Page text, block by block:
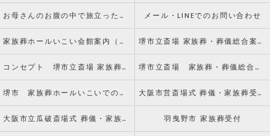
お母さんのお腹の中で旅立った赤ちゃんのご葬儀についてvol.7 水子供養とは メール・LINEでのお問い合わせ
家族葬ホールいこい会館案内（アクセス） 堺市立斎場 家族葬・葬儀総合案内窓口
コンセプト 堺市立斎場 家族葬・葬儀総合案内窓口 堺市立斎場 家族葬・葬儀総合案内窓口のお客様からの声
堺市 家族葬ホールいこいでのお葬式 大阪市営斎場式 葬儀・家族葬受付窓口
大阪市立瓜破斎場式 葬儀・家族葬受付窓口 羽曳野市 家族葬受付